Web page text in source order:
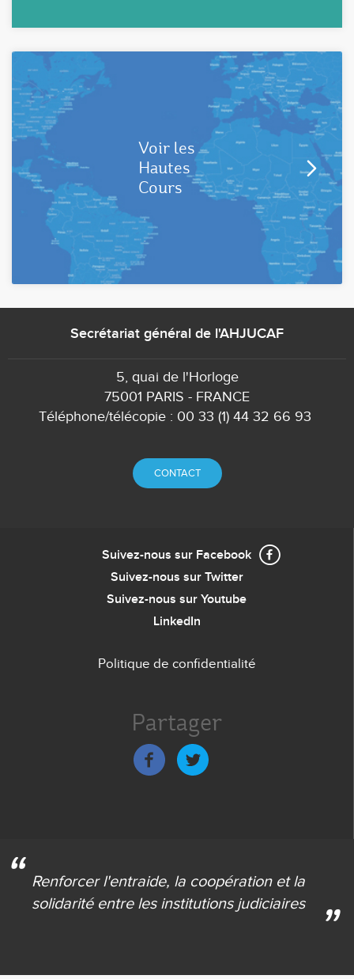
Voir les
Hautes
Cours
Secrétariat général de l'AHJUCAF
5, quai de l'Horloge
75001 PARIS - FRANCE
Téléphone/télécopie : 00 33 (1) 44 32 66 93
CONTACT
Suivez-nous sur Facebook
Suivez-nous sur Twitter
Suivez-nous sur Youtube
LinkedIn
Politique de confidentialité
Partager
Renforcer l'entraide, la coopération et la
solidaritéentre les institutions judiciaires